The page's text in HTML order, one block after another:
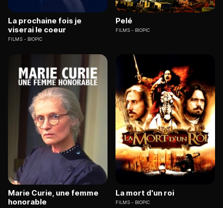
La prochaine fois je
viserai le coeur
FILMS BIOPIC
Pelé
FILMS BIOPIC
Marie Curie, une femme
honorable
La mort d'un roi
FILMS BIOPIC